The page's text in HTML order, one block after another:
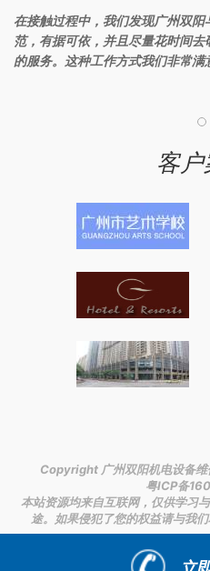
在接触过程中，我们发现广州双
范，有据可依，并且尽量花时间
的服务。这种工作方式我们非常满
客
Copyright 广州双阳机电设备
粤ICP备
本站资源均来自互联网，仅供学习
途。如果侵犯了您的权益请与我
|